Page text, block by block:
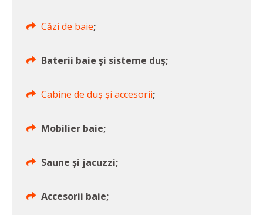
Căzi de baie;
Baterii baie și sisteme duș;
Cabine de duș și accesorii;
Mobilier baie;
Saune și jacuzzi;
Accesorii baie;